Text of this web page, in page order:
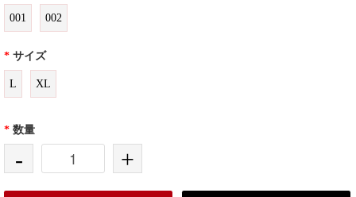
001 002
* サイズ
L XL
* 数量
- +